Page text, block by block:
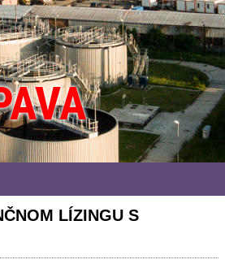
LÍZINGU S